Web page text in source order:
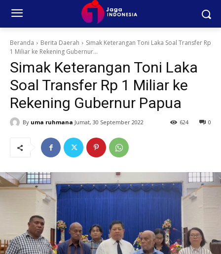
Beranda Berita Daerah
Simak Keterangan Toni Laka Soal Transfer Rp
1 Miliar ke Rekening Gubernur...
Simak Keterangan Toni Laka
Soal Transfer Rp 1 Miliar ke
Rekening Gubernur Papua
By uma ruhmana Jumat, 30 September 2022 0
624